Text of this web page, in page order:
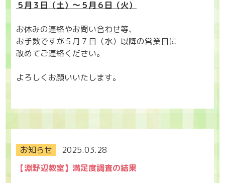
５月３日（土）～５月６日（火）
お休みの連絡やお問い合わせ等、
お手数ですが５月７日（水）以降の営業日に
改めてご連絡ください。
よろしくお願いいたします。
お知らせ
2025.03.28
【淵野辺教室】満足度調査の結果